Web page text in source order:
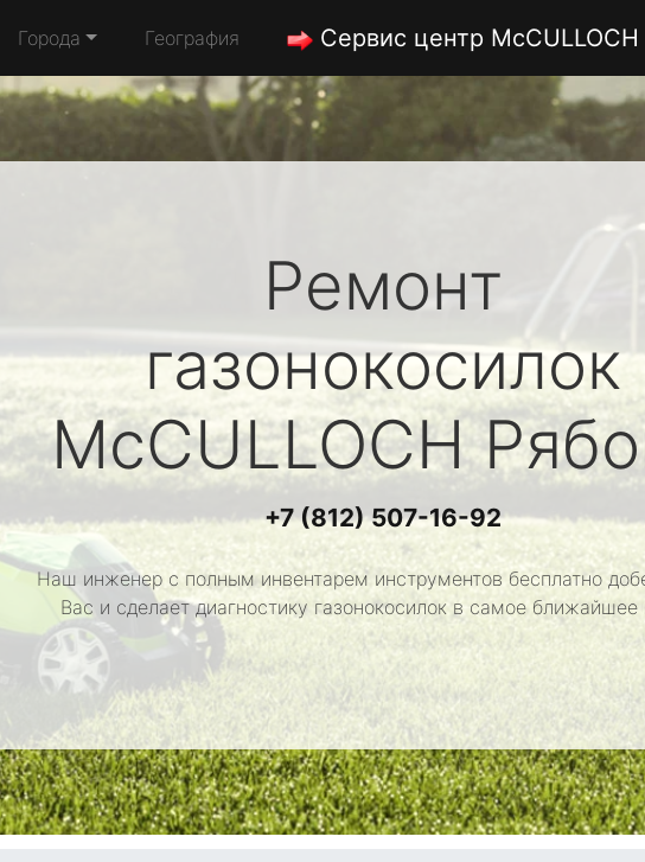
Города География Сервис центр McCULLOCH
Ремонт
газонокосилок
McCULLOCH
+7 (812) 507-16-92
Наш инженер с полным инвентарем инструментов бесплатно
Вас и сделает диагностику газонокосилок в самое ближайшее